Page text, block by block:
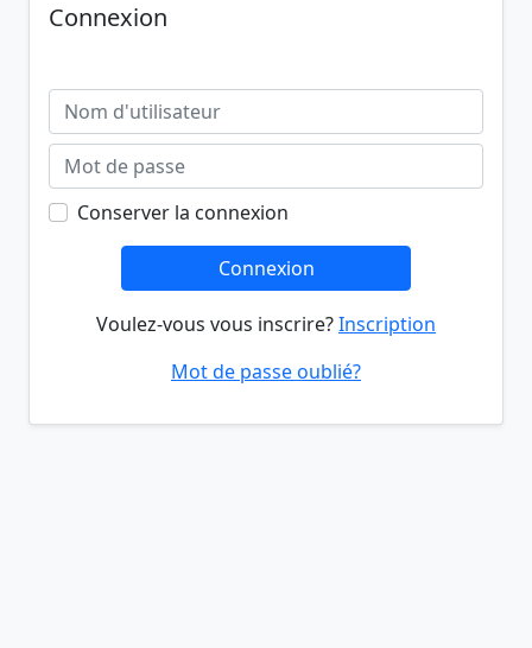
Connexion
Conserver la connexion
Connexion
Voulez-vous vous inscrire?Inscription
Mot de passe oublié?